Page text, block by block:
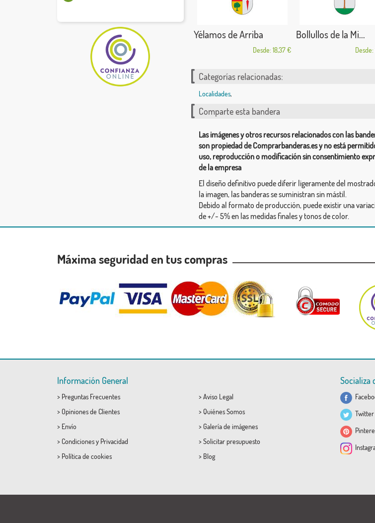
Yélamos de Arriba
Desde: 18,37 €
Bollullos de la Mi...
Desde:
Categorías relacionadas:
Localidades,
Comparte esta bandera
Las imágenes y otros recursos relacionados con las
son propiedad de Comprarbanderas.es y no está
uso, reproducción o modificación sin consentimiento
de la empresa
El diseño definitivo puede diferir ligeramente del
la imagen, las banderas se suministran sin mástil.
Debido al formato de producción, puede existir una
de +/- 5% en las medidas finales y tonos de color.
Máxima seguridad en tus compras
Información General
> Preguntas Frecuentes
> Opiniones de Clientes
> Envío
> Condicionesy Privacidad
> Política de cookies
> Aviso Legal
> Quiénes Somos
> Galería de imágenes
> Solicitar presupuesto
> Blog
Socializa
Twitter